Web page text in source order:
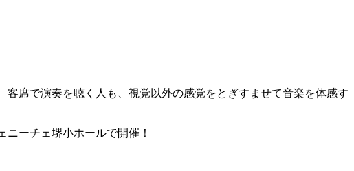
席で演奏を聴く人も、視覚以外の感覚をとぎすませて音楽を体感す
ーチェ堺小ホールで開催！